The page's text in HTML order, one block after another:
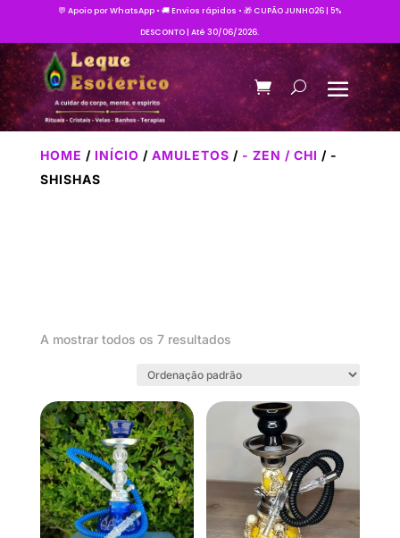
💬 Apoio por WhatsApp • 🚚 Envios rápidos • 🎁 CUPÃO JUNHO26 | 5%
DESCONTO | Até 30/06/2026.
HOME / INÍCIO / AMULETOS / - ZEN / CHI / -
SHISHAS
A mostrar todos os 7 resultados